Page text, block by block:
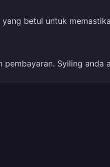
yang betul untuk
pembayaran. Syiling anda